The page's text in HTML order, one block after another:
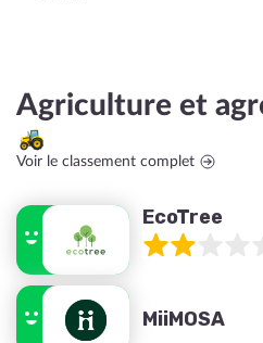
Agriculture et
Voir le classement complet
EcoTree
MiiMOSA